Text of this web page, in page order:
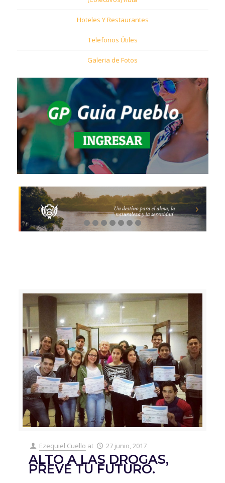
Hoteles Y Restaurantes
Telefonos Útiles
Galeria de Fotos
Ezequiel Cuello at 27 junio, 2017
ALTO A LAS DROGAS,
PREVÉ TU FUTURO.